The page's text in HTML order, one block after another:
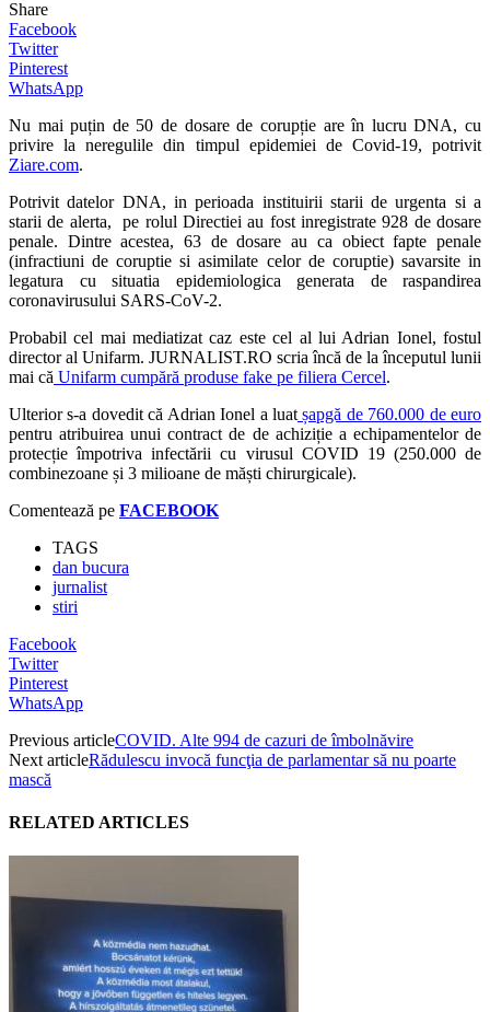
Share
Facebook
Twitter
Pinterest
WhatsApp
Nu mai puțin de 50 de dosare de corupție are în lucru DNA, cu
privire la neregulile din timpul epidemiei de Covid-19, potrivit
Ziare.com.
Potrivit datelor DNA, in perioada instituirii starii de urgenta si a
starii de alerta, pe rolul Directiei au fost inregistrate 928 de dosare
penale. Dintre acestea, 63 de dosare au ca obiect fapte penale
(infractiuni de coruptie si asimilate celor de coruptie) savarsite in
legatura cu situatia epidemiologica generata de raspandirea
coronavirusului SARS-CoV-2.
Probabil cel mai mediatizat caz este cel al lui Adrian Ionel, fostul
director al Unifarm. JURNALIST.RO scria încă de la începutul lunii
mai că Unifarm cumpără produse fake pe filiera Cercel.
Ulterior s-a dovedit că Adrian Ionel a luatșapgă de 760.000 de euro
pentru atribuirea unui contract de de achiziție a echipamentelor de
protecție împotriva infectării cu virusul COVID 19 (250.000 de
combinezoane și 3 milioane de măști chirurgicale).
Comentează pe FACEBOOK
TAGS
dan bucura
jurnalist
stiri
Facebook
Twitter
Pinterest
WhatsApp
Previous articleCOVID. Alte 994 de cazuri de îmbolnăvire
Next articleRădulescu invocă funcţia de parlamentar să nu poarte
mască
RELATED ARTICLES